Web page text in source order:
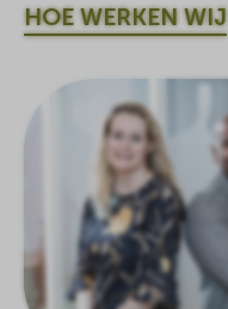
HOE WERKEN WIJ